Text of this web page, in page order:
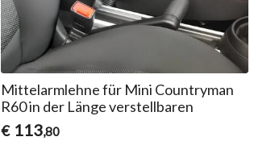
Mittelarmlehne für Mini Countryman
R60 in der Länge verstellbaren
€ 113,80